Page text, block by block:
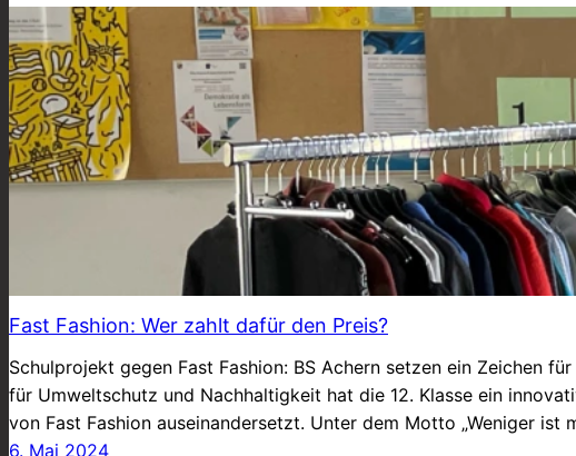
Fast Fashion: Wer zahlt dafür den Preis?
Schulprojekt gegen Fast Fashion: BS Achern setzen ein Zeichen
für Umweltschutz und Nachhaltigkeit hat die 12. Klasse ein
von Fast Fashion auseinandersetzt. Unter dem Motto „Weniger ist
6. Mai 2024